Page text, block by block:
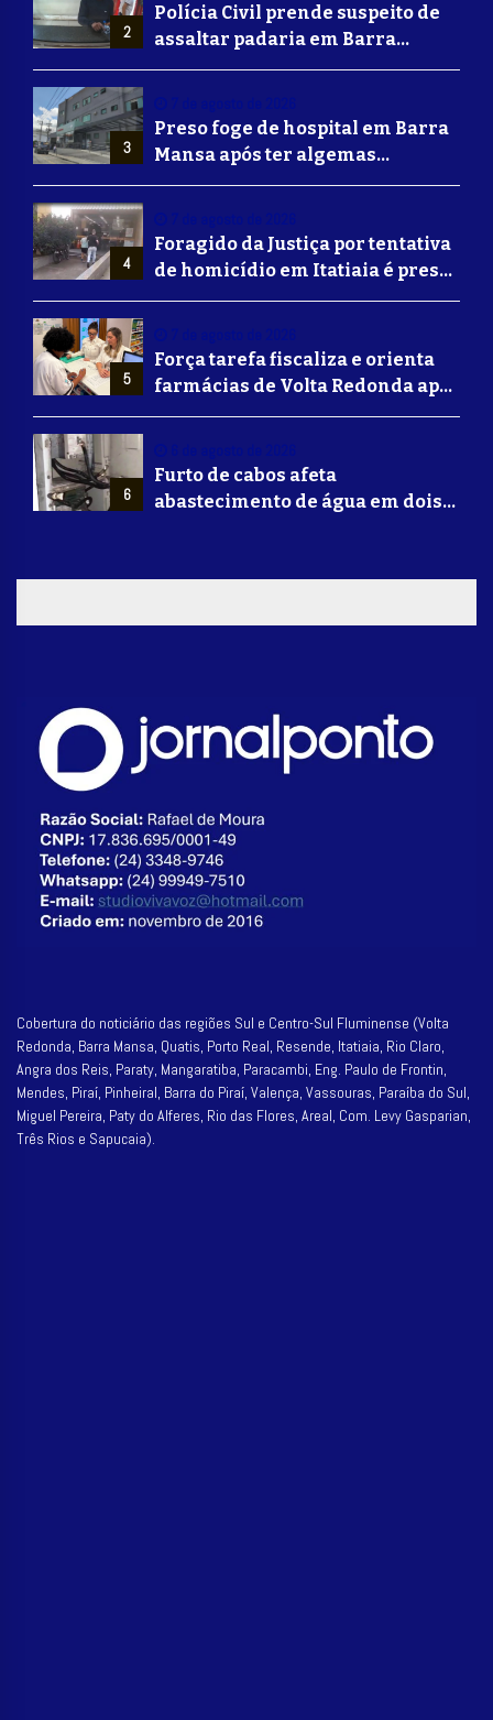
2
Polícia Civil prende suspeito de
assaltar padaria em Barra
Mansa
3
Preso foge de hospital em Barra
Mansa após ter algemas
retiradas para usar banheiro
4
Foragido da Justiça por tentativa
de homicídio em Itatiaia é preso
em Volta Redonda
5
Força tarefa fiscaliza e orienta
farmácias de Volta Redonda após
alerta de falsificação de
6
Furto de cabos afeta
abastecimento de água em dois
Cobertura do noticiário das regiões Sul e Centro-Sul Fluminense (Volta
Redonda, Barra Mansa, Quatis, Porto Real, Resende, Itatiaia, Rio Claro,
Angra dos Reis, Paraty, Mangaratiba, Paracambi, Eng. Paulo de Frontin,
Mendes, Piraí, Pinheiral, Barra do Piraí, Valença, Vassouras, Paraíba do Sul,
Miguel Pereira, Paty do Alferes, Rio das Flores, Areal, Com. Levy Gasparian,
Três Rios e Sapucaia).